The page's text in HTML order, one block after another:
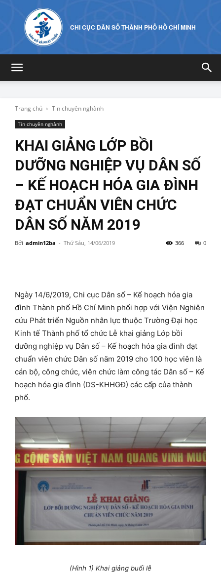
CHI CỤC DÂN SỐ THÀNH PHỐ HỒ CHÍ MINH
Trang chủ Tin chuyên nghành
Tin chuyên nghành
KHAI GIẢNG LỚP BỒI
DƯỠNG NGHIỆP VỤ DÂN SỐ
– KẾ HOẠCH HÓA GIA ĐÌNH
ĐẠT CHUẨN VIÊN CHỨC
DÂN SỐ NĂM 2019
Bởi admin12ba - Thứ Sáu, 14/06/2019 0
366
Ngày 14/6/2019, Chi cục Dân số – Kế hoạch hóa gia
đình Thành phố Hồ Chí Minh phối hợp với Viện Nghiên
cứu Phát triển Nguồn nhân lực thuộc Trường Đại học
Kinh tế Thành phố tổ chức Lễ khai giảng Lớp bồi
dưỡng nghiệp vụ Dân số – Kế hoạch hóa gia đình đạt
chuẩn viên chức Dân số năm 2019 cho 100 học viên là
cán bộ, công chức, viên chức làm công tác Dân số – Kế
hoạch hóa gia đình (DS-KHHGĐ) các cấp của thành
phố.
(Hình 1) Khai giảng buổi lễ